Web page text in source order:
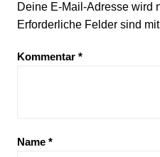
Deine E-Mail-Adresse wird
Erforderliche Felder sind mit
Kommentar *
Name *